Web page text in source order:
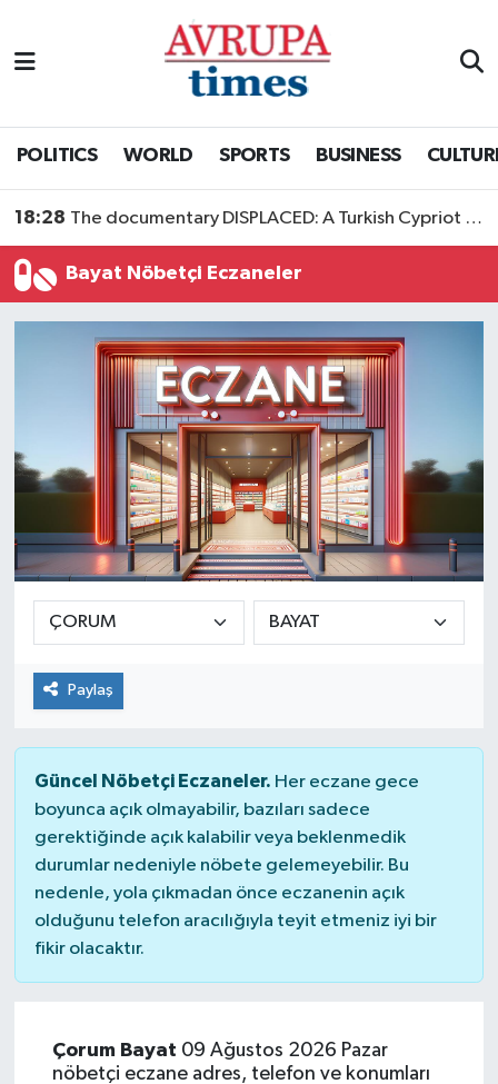
POLITICS WORLD SPORTS BUSINESS
18:28 The documentary DISPLACED: A Turkish Cypriot Story is now available to watch
Bayat Nöbetçi Eczaneler
Paylaş
Güncel Nöbetçi Eczaneler. Her eczane gece
boyunca açık olmayabilir, bazıları sadece
gerektiğinde açık kalabilir veya beklenmedik
durumlar nedeniyle nöbete gelemeyebilir. Bu
nedenle, yola çıkmadan önce eczanenin açık
olduğunu telefon aracılığıyla teyit etmeniz iyi bir
fikir olacaktır.
Çorum Bayat 09 Ağustos 2026 Pazar
nöbetçi eczane adres, telefon ve konumları
Nöbetçi Eczaneler
Tüm Manşetler
Son Dakika Haberleri
Haber Arşivi